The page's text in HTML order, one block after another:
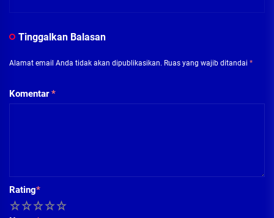
Tinggalkan Balasan
Alamat email Anda tidak akan dipublikasikan. Ruas yang wajib ditandai *
Komentar*
Rating*
5
4
3
2